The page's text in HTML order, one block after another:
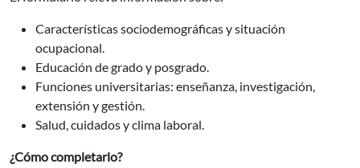
Características sociodemográficas y situación
ocupacional.
Educación de grado y posgrado.
Funciones universitarias: enseñanza, investigación,
extensión y gestión.
Salud, cuidados y clima laboral.
¿Cómo completarlo?